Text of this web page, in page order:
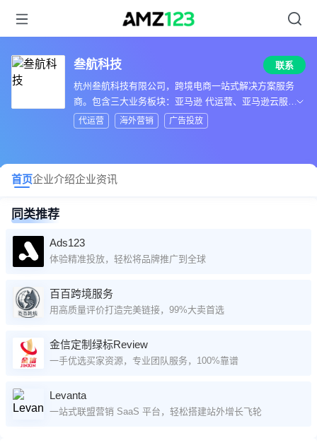
叁航科技
联系
杭州叁航科技有限公司，跨境电商一站式解决方案服务
商。包含三大业务板块：亚马逊 代运营、亚马逊云服
务、跨境平台站外服务
代运营 海外营销 广告投放
首页企业介绍企业资讯
同类推荐
Ads123
体验精准投放，轻松将品牌推广到全球
百百跨境服务
用高质量评价打造完美链接，99%大卖首选
金信定制绿标Review
一手优选买家资源，专业团队服务，100%靠谱
Levanta
一站式联盟营销 SaaS 平台，轻松搭建站外增长飞轮